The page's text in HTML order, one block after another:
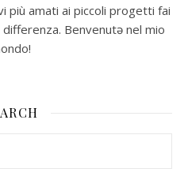
più amati ai piccoli progetti fai
Benvenutə nel mio